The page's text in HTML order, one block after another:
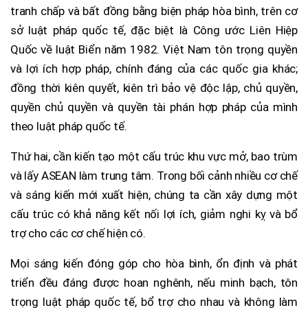
tranh chấp và bất đồng bằng biện pháp hòa bình, trên cơ
sở luật pháp quốc tế, đặc biệt là Công ước Liên Hiệp
Quốc về luật Biển năm 1982. Việt Nam tôn trọng quyền
và lợi ích hợp pháp, chính đáng của các quốc gia khác;
đồng thời kiên quyết, kiên trì bảo vệ độc lập, chủ quyền,
quyền chủ quyền và quyền tài phán hợp pháp của mình
theo luật pháp quốc tế.
Thứ hai, cần kiến tạo một cấu trúc khu vực mở, bao trùm
và lấy ASEAN làm trung tâm. Trong bối cảnh nhiều cơ chế
và sáng kiến mới xuất hiện, chúng ta cần xây dựng một
cấu trúc có khả năng kết nối lợi ích, giảm nghi kỵ và bổ
trợ cho các cơ chế hiện có.
Mọi sáng kiến đóng góp cho hòa bình, ổn định và phát
triển đều đáng được hoan nghênh, nếu minh bạch, tôn
trọng luật pháp quốc tế, bổ trợ cho nhau và không làm